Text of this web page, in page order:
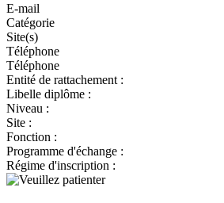
E-mail
Catégorie
Site(s)
Téléphone
Téléphone
Entité de rattachement :
Libelle diplôme :
Niveau :
Site :
Fonction :
Programme d'échange :
Régime d'inscription :